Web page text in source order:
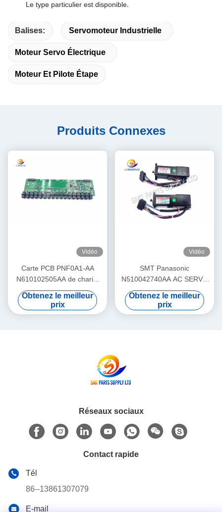
Le type particulier est disponible.
Balises: Servomoteur Industrielle
Moteur Servo Électrique
Moteur Et Pilote Étape
Produits Connexes
Vidéo
Carte PCB PNF0A1-AA
N610102505AA de chariot
d'alimentation de machine
de SMT Panasonic NPM
Obtenez le meilleur
prix
Vidéo
SMT Panasonic
N510042740AA AC SERVO
MOTOR 3W MULTI Theta-
Motor P50BA2002BXS3C 3
HD Light Weight
Obtenez le meilleur
prix
Réseaux sociaux
Contact rapide
Tél
86--13861307079
E-mail